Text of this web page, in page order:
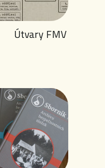
Útvary FMV